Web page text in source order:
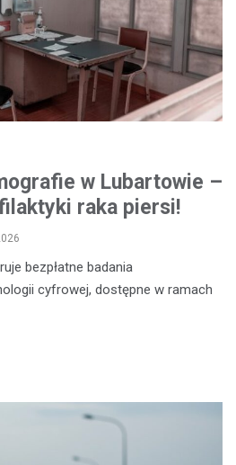
w Lubartowie –
raka piersi!
bezpłatne badania
cyfrowej, dostępne w ramach